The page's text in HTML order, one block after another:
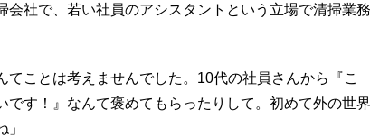
社で、若い社員のアシスタントという立場で清掃業務
てことは考えませんでした。10代の社員さんから『こ
です！』なんて褒めてもらったりして。初めて外の世界